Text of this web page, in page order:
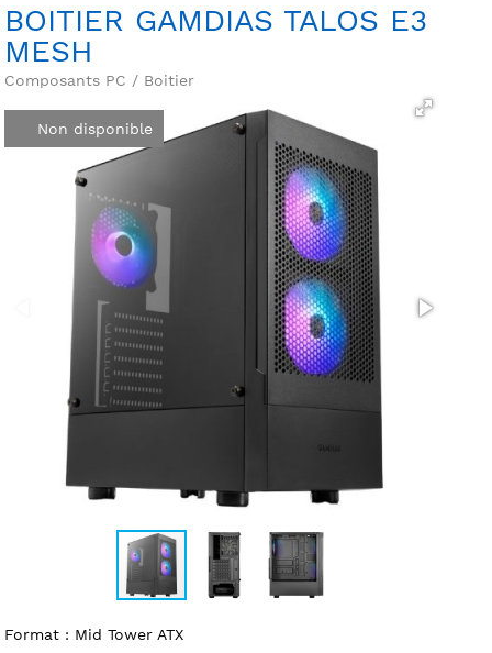
BOITIER GAMDIAS TALOS E3
MESH
Composants PC / Boitier
Non disponible
Format : Mid Tower ATX